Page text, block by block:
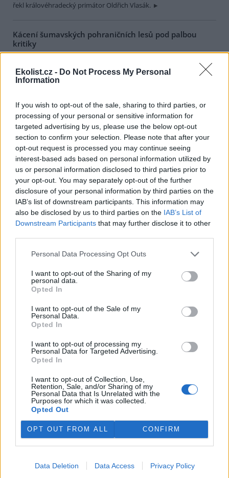
Ekolist.cz - Do Not Process My Personal
Information
If you wish to opt-out of the sale, sharing to third parties, or
processing of your personal or sensitive information for
targeted advertising by us, please use the below opt-out
section to confirm your selection. Please note that after your
opt-out request is processed you may continue seeing
interest-based ads based on personal information utilized by
us or personal information disclosed to third parties prior to
your opt-out. You may separately opt-out of the further
disclosure of your personal information by third parties on the
IAB’s list of downstream participants. This information may
also be disclosed by us to third parties on the IAB’s List of
Downstream Participants that may further disclose it to other
Personal Data Processing Opt Outs
I want to opt-out of the Sharing of my
personal data.
Opted In
I want to opt-out of the Sale of my
Personal Data.
Opted In
I want to opt-out of processing my
Personal Data for Targeted Advertising.
Opted In
I want to opt-out of Collection, Use,
Retention, Sale, and/or Sharing of my
Personal Data that Is Unrelated with the
Purposes for which it was collected.
Opted Out
OPT OUT FROM ALL CONFIRM
Data Deletion Data Access Privacy Policy
řekl královéhradecký primátor Oldřich Vlasák.
Kácení šumavských pohraničních lesů pod palbou
kritiky
24.1.2001 17:40 | VIMPERK (ČIA)
vyústila
návštěva hornorakouské poslankyně za Stranu Zelených
Doris
Eisenriegler, která si v doprovodu zástupců
Třístoličníku a Trojmezné. Důvodem kritiky se stala skutečnost, že
Správa Národního parku Šumava
nechává na žádost rakouského
ministerstva zahraničí kácet stromy podél státní hranice s
Rakouskem v pásu zhruba 250 metrů širokém, aby tak zabránila
šíření kůrovce do soukromých lesů v Rakousku.
Severočeské doly dodají ČEZ zhruba stejně uhlí jako
loni
24.1.2001 17:20 | CHOMUTOV ( ČIA)
Důlní společnost Severočeské doly
(SD) Chomutov dodá v letošním
roce akciové společnostiČeské energetické závody(ČEZ) Praha
zhruba 17 milionů tun hnědého uhlí. To je téměř stejný objem jako
v loňském roce. Uvedl to pro ČIA obchodní ředitel SD Vasil
zaměstnanosti v Dolech Nástup Tušimice (DNT) a Dolech Bílina
Euroregion Silva Nortica vznikne bez účasti jihlavských
24.1.2001 17:00 | ČESKÉ BUDĚJOVICE (ČIA)
Nově vznikající euroregion Silva Nortica na rozhraní jižních Čech a
jižní Moravy bude bez účasti jihlavských obcí. Potvrdil to
českobudějovický primátor
Miroslav Tetter, který se jednání o
novém euroregionu, které proběhlo o uplynulém víkendu,
zúčastnil.
Slevy v rychlících zůstaly pro důchodce zachovány
24.1.2001 13:30 | PRAHA (ČIA)
Zvláštní jízdné s 50% slevou pro důchodce bude platit i pro rok
2001, a to ve všech druzích vlaků osobní přepravy. "Ministerstvu
dopravyse ve spolupráci sČeskými drahami(ČD) podařilo prosadit
změnu cenového výměruministerstva financí, přičemž důchodci
budou moci využít polovičního jízdného i po 28. lednu," uvedl pro